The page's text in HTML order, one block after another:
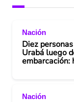
Nación
Diez
Urabá luego
embarcación:
Nación